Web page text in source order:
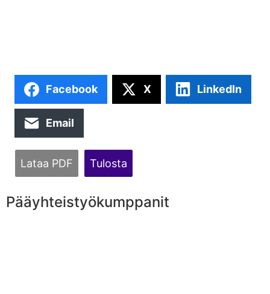
Facebook X LinkedIn
Email
Lataa PDF Tulosta
Pääyhteistyökumppanit